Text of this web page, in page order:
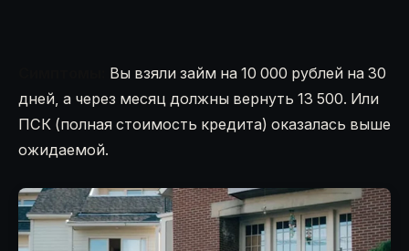
Вы взяли займ на 10 000 рублей на 30
дней, а через месяц должны вернуть 13 500. Или
ПСК (полная стоимость кредита) оказалась выше
ожидаемой.